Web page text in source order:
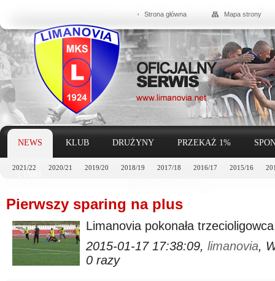
Strona główna Mapa strony
NEWS
2021/22 2020/21 2019/20 2018/19 2017/18 2016/17 2015/16
KLUB DRUŻYNY PRZEKAŻ 1%
Pierwszy sparing na plus
Limanovia pokonała trzecioligowca
2015-01-17 17:38:09, limanovia,
0 razy